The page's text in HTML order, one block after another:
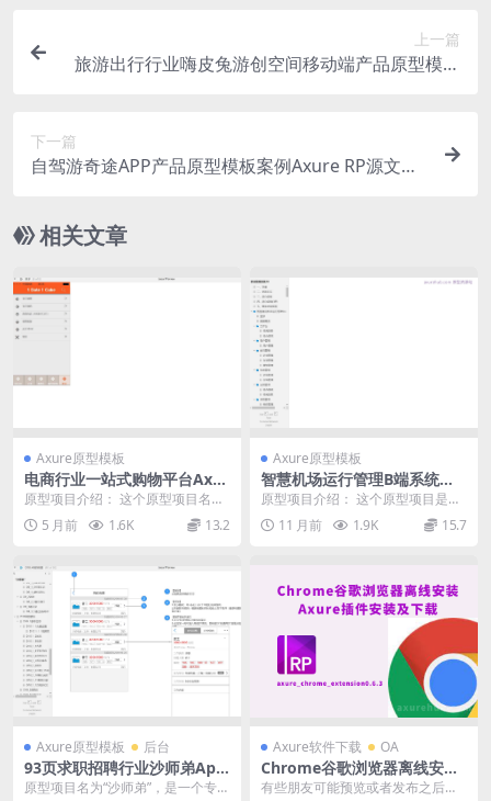
上一篇
旅游出行行业嗨皮兔游创空间移动端产品原型模板
下一篇
自驾游奇途APP产品原型模板案例Axure RP源文件
相关文章
Axure原型模板
电商行业一站式购物平台Axur
e原型案例模板下载
原型项目介绍： 这个原型项目名为
“壹点壹客v1.1”，是一个电商类移动
应用的原型...
5 月前 1.6K 13.2
Axure原型模板
智慧机场运行管理B端系统产
品原型模板案例Axure RP源
文件下载
原型项目介绍： 这个原型项目是一
个智慧通用机场运行管理系统，旨
在为机场提供全面的...
11 月前 1.9K 15.7
Axure原型模板 后台
93页求职招聘行业沙师弟App
移动应用Axure原型模板下载
原型项目名为“沙师弟”，是一个专注
Axure软件下载 OA
Chrome谷歌浏览器离线安装
Axure插件安装及下载 axure_
有些朋友可能预览或者发布之后不